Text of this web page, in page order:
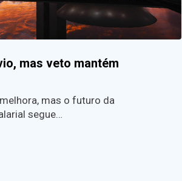
mas veto mantém
mas o futuro da
segue…